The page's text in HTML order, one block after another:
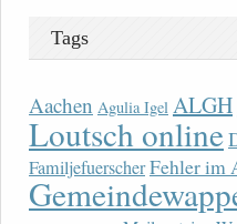
Tags
Aachen Agulia Igel ALGH
Loutsch online
FamiljefuerscherFehler im